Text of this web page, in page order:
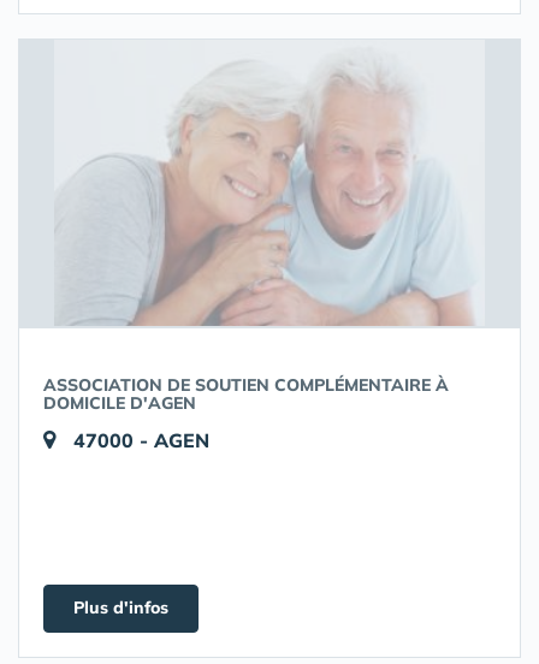
ASSOCIATION DE SOUTIEN COMPLÉMENTAIRE À
DOMICILE D'AGEN
47000 - AGEN
Plus d'infos